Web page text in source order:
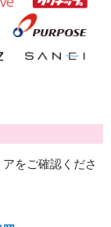
をご確認くださ